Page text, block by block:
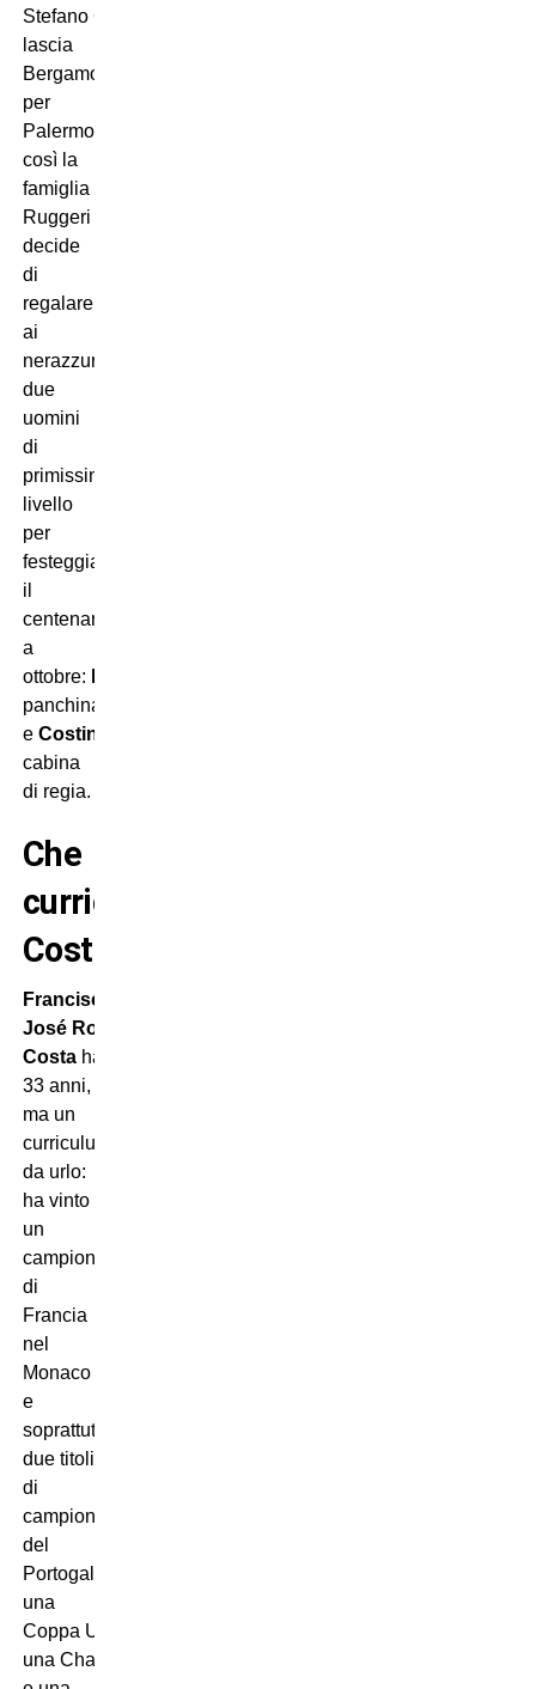
Stefano Colantuono
lascia
Bergamo
per
Palermo,
così la
famiglia
Ruggeri
decide
di
regalare
ai
nerazzurri
due
uomini
di
primissimo
livello
per
festeggiare
il
centenario
a
ottobre:
panchina
e Costinha
cabina
di regia.
Che
curriculum,
Costinha!
Francisco
José Rodrigues Da
Costaha
33 anni,
ma un
curriculum
da urlo:
ha vinto
un
campionato
di
Francia
nel
Monaco
e
soprattutto
due titoli
di
campione
del
Portogallo,
una
Coppa Uefa,
una Champions League